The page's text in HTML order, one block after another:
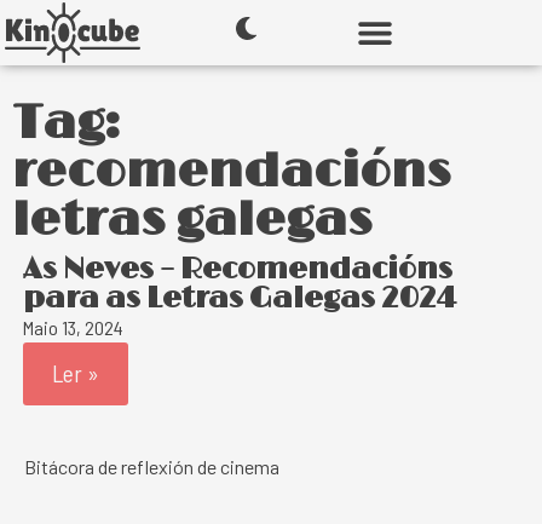
Tag:
recomendacións
letras galegas
As Neves – Recomendacións
para as Letras Galegas 2024
Maio 13, 2024
Ler »
Bitácora de reflexión de cinema